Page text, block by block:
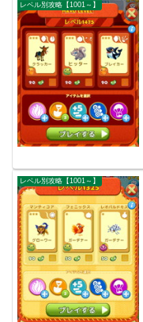
レベル別攻略【1001～】
レベル別攻略【1001～】